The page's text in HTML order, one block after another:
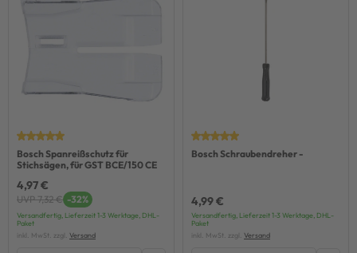
Bosch Spanreißschutz für
Stichsägen, für GST BCE/150 CE
4,97 €
UVP 7,32 € -32%
Versandfertig, Lieferzeit 1-3 Werktage, DHL-
Paket
inkl. MwSt. zzgl. Versand
Bosch Schraubendreher -
4,99 €
Versandfertig, Lieferzeit 1-3 Werktage, DHL-
Paket
inkl. MwSt. zzgl. Versand